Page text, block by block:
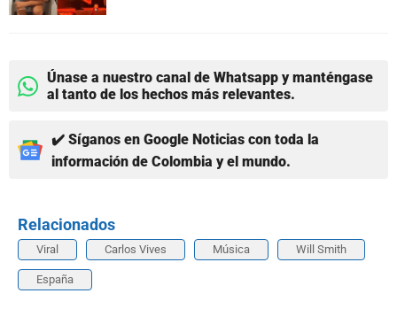
Únase a nuestro canal de Whatsapp y manténgase
al tanto de los hechos más relevantes.
✔️ Síganos en Google Noticias con toda la
información de Colombia y el mundo.
Relacionados
Viral Carlos Vives Música Will Smith
España